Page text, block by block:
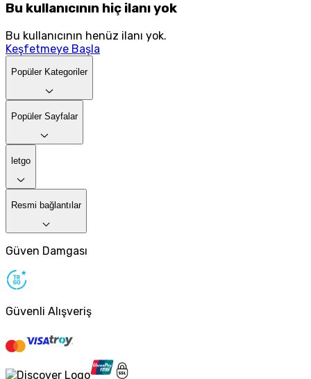
Bu kullanıcının hiç ilanı yok
Bu kullanıcının henüz ilanı yok.
Keşfetmeye Başla
Popüler Kategoriler
Popüler Sayfalar
letgo
Resmi bağlantılar
Güven Damgası
Güvenli Alışveriş